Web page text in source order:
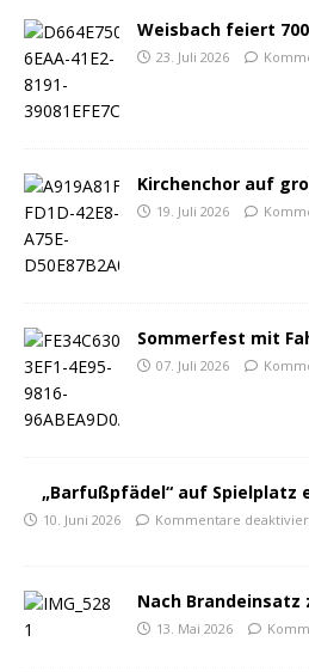
Weisbach feiert
23. Juli 2026
Kirchenchor auf
19. Juli 2026
Sommerfest mit
07. Juli 2026
„Barfußpfädel“ auf Spielplatz
10. Juni 2026 Kommentare
Nach Brandeinsatz
13. Mai 2026